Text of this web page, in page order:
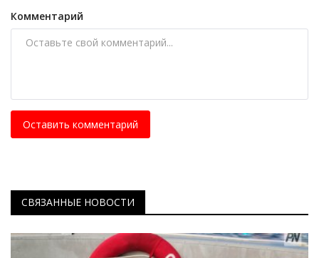
Комментарий
Оставить комментарий
СВЯЗАННЫЕ НОВОСТИ